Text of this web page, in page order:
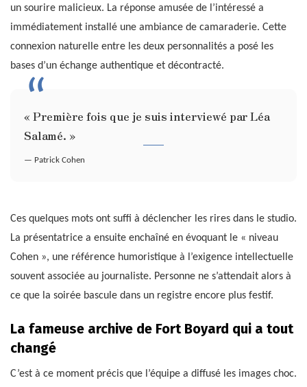
un sourire malicieux. La réponse amusée de l’intéressé a
immédiatement installé une ambiance de camaraderie. Cette
connexion naturelle entre les deux personnalités a posé les
bases d’un échange authentique et décontracté.
« Première fois que je suis interviewé par Léa
Salamé. »
— Patrick Cohen
Ces quelques mots ont suffi à déclencher les rires dans le studio.
La présentatrice a ensuite enchaîné en évoquant le « niveau
Cohen », une référence humoristique à l’exigence intellectuelle
souvent associée au journaliste. Personne ne s’attendait alors à
ce que la soirée bascule dans un registre encore plus festif.
La fameuse archive de Fort Boyard qui a tout
changé
C’est à ce moment précis que l’équipe a diffusé les images choc.